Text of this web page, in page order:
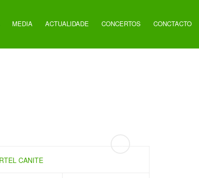
MEDIA ACTUALIDADE CONCERTOS CONCTACTO